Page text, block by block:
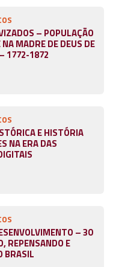
– POPULAÇÃO
MADRE DE DEUS DE
1772-1872
E HISTÓRIA
NA ERA DAS
– 30
REPENSANDO E
BRASIL